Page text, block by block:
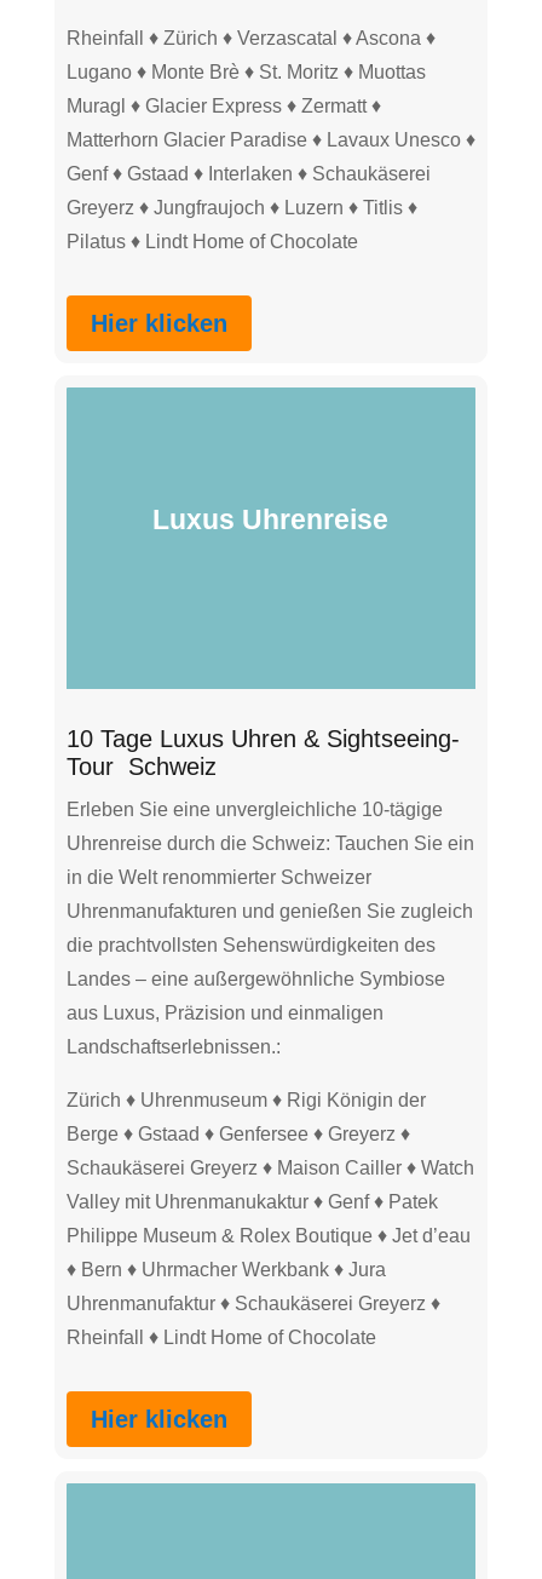
Rheinfall ♦ Zürich ♦ Verzascatal ♦ Ascona ♦
Lugano ♦ Monte Brè ♦ St. Moritz ♦ Muottas
Muragl ♦ Glacier Express ♦ Zermatt ♦
Matterhorn Glacier Paradise ♦ Lavaux Unesco ♦
Genf ♦ Gstaad ♦ Interlaken ♦ Schaukäserei
Greyerz ♦ Jungfraujoch ♦ Luzern ♦ Titlis ♦
Pilatus ♦ Lindt Home of Chocolate
Hier klicken
Luxus Uhrenreise
10 Tage Luxus Uhren & Sightseeing-
Tour Schweiz
Erleben Sie eine unvergleichliche 10-tägige
Uhrenreise durch die Schweiz: Tauchen Sie ein
in die Welt renommierter Schweizer
Uhrenmanufakturen und genießen Sie zugleich
die prachtvollsten Sehenswürdigkeiten des
Landes – eine außergewöhnliche Symbiose
aus Luxus, Präzision und einmaligen
Landschaftserlebnissen.:
Zürich ♦ Uhrenmuseum ♦ Rigi Königin der
Berge ♦ Gstaad ♦ Genfersee ♦ Greyerz ♦
Schaukäserei Greyerz ♦ Maison Cailler ♦ Watch
Valley mit Uhrenmanukaktur ♦ Genf ♦ Patek
Philippe Museum & Rolex Boutique ♦ Jet d’eau
♦ Bern ♦ Uhrmacher Werkbank ♦ Jura
Uhrenmanufaktur ♦ Schaukäserei Greyerz ♦
Rheinfall ♦ Lindt Home of Chocolate
Hier klicken